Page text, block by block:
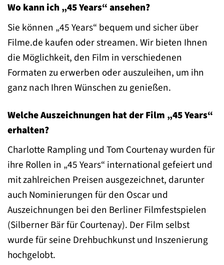
Wo kann ich „45 Years“ ansehen?
Sie können „45 Years“ bequem und sicher über
Filme.de kaufen oder streamen. Wir bieten Ihnen
die Möglichkeit, den Film in verschiedenen
Formaten zu erwerben oder auszuleihen, um ihn
ganz nach Ihren Wünschen zu genießen.
Welche Auszeichnungen hat der Film „45 Years“
erhalten?
Charlotte Rampling und Tom Courtenay wurden für
ihre Rollen in „45 Years“ international gefeiert und
mit zahlreichen Preisen ausgezeichnet, darunter
auch Nominierungen für den Oscar und
Auszeichnungen bei den Berliner Filmfestspielen
(Silberner Bär für Courtenay). Der Film selbst
wurde für seine Drehbuchkunst und Inszenierung
hochgelobt.